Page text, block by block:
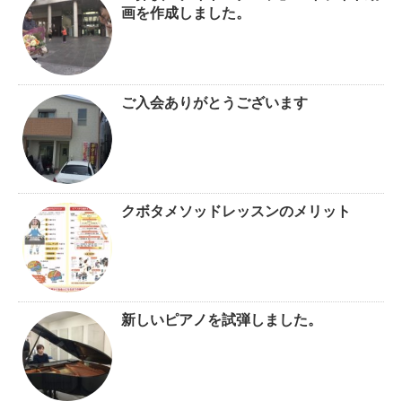
画を作成しました。
ご入会ありがとうございます
クボタメソッドレッスンのメリット
新しいピアノを試弾しました。